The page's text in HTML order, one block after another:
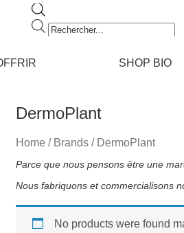
Recherche
de
SHOP BIO
DermoPlant
Home / Brands / DermoPlant
No products were found